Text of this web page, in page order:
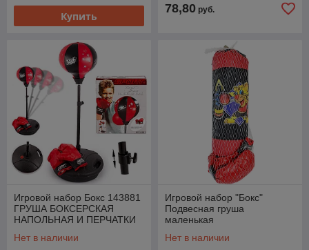
Купить
78,80 руб.
Игровой набор Бокс 143881
ГРУША БОКСЕРСКАЯ
НАПОЛЬНАЯ И ПЕРЧАТКИ
Нет в наличии
Игровой набор "Бокс"
Подвесная груша
маленькая
Нет в наличии